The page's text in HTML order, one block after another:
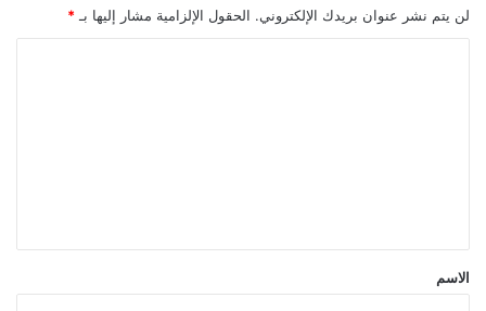
لن يتم نشر عنوان بريدك الإلكتروني. الحقول الإلزامية مشار إليها بـ *
ق
*
الاسم